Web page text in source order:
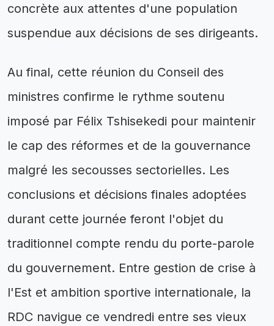
concrète aux attentes d'une population
suspendue aux décisions de ses dirigeants.
Au final, cette réunion du Conseil des
ministres confirme le rythme soutenu
imposé par Félix Tshisekedi pour maintenir
le cap des réformes et de la gouvernance
malgré les secousses sectorielles. Les
conclusions et décisions finales adoptées
durant cette journée feront l'objet du
traditionnel compte rendu du porte-parole
du gouvernement. Entre gestion de crise à
l'Est et ambition sportive internationale, la
RDC navigue ce vendredi entre ses vieux